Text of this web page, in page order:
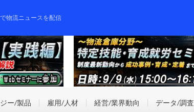
物流ニュースを配信
ー/製品 雇用/人材 経営/業界動向 データ/調査